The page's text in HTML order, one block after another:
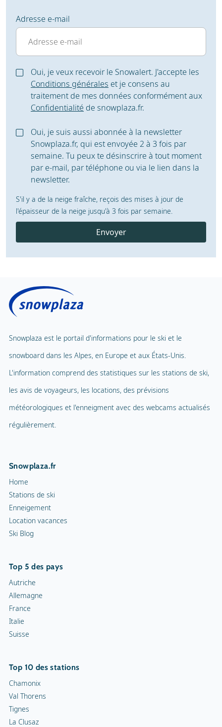
Adresse e-mail
Oui, je veux recevoir le Snowalert. J'accepte les
Conditions générales et je consens au
traitement de mes données conformément aux
Confidentialité de snowplaza.fr.
Oui, je suis aussi abonnée à la newsletter
Snowplaza.fr, qui est envoyée 2 à 3 fois par
semaine. Tu peux te désinscrire à tout moment
par e-mail, par téléphone ou via le lien dans la
newsletter.
S'il y a de la neige fraîche, reçois des mises à jour de
l'épaisseur de la neige jusqu'à 3 fois par semaine.
Envoyer
Snowplaza est le portail d'informations pour le ski et le
snowboard dans les Alpes, en Europe et aux États-Unis.
L'information comprend des statistiques sur les stations de ski,
les avis de voyageurs, les locations, des prévisions
météorologiques et l'enneigment avec des webcams actualisés
régulièrement.
Snowplaza.fr
Home
Stations de ski
Enneigement
Location vacances
Ski Blog
Top 5 des pays
Autriche
Allemagne
France
Italie
Suisse
Top 10 des stations
Chamonix
Val Thorens
Tignes
La Clusaz